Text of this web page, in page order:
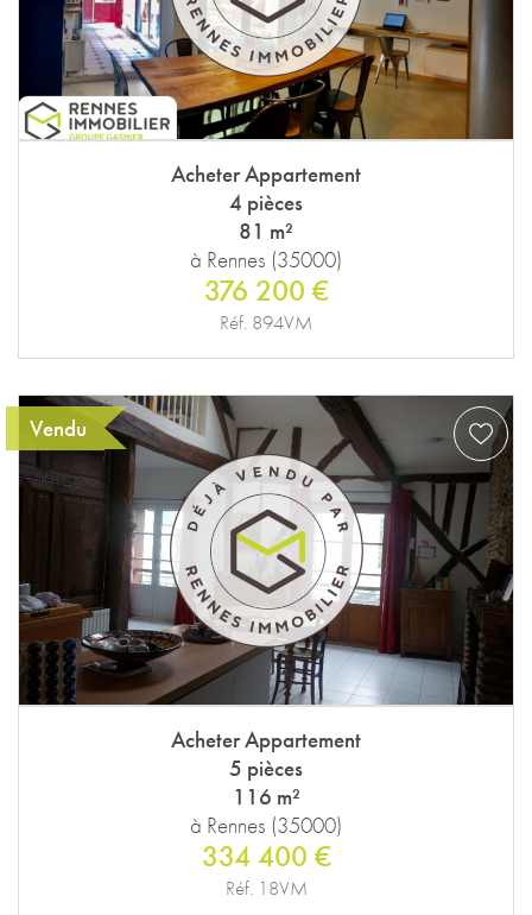
Acheter Appartement
4 pièces
81 m²
à Rennes (35000)
376 200 €
Réf. 894VM
Vendu
Acheter Appartement
5 pièces
116 m²
à Rennes (35000)
334 400 €
Réf. 18VM